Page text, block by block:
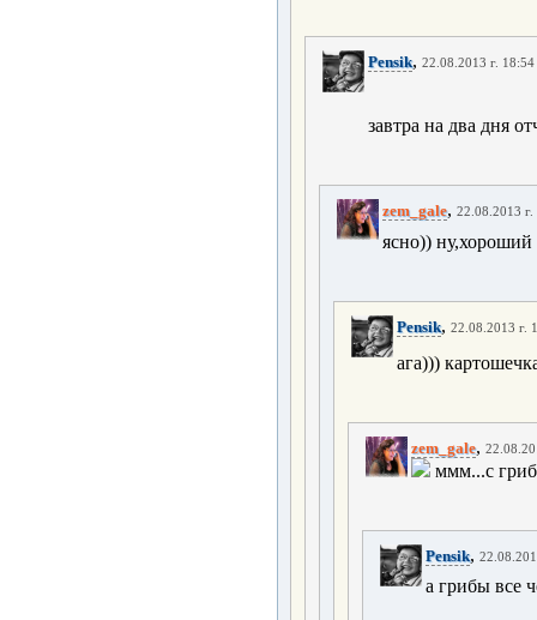
Pensik, 22.08.2013 г. 18:54
завтра на два дня
zem_gale, 22.08.2013 г.
ясно)) ну,хороший
Pensik, 22.08.2013 г.
ага)))
zem_gale,
ммм...с
Pensik,
а грибы все